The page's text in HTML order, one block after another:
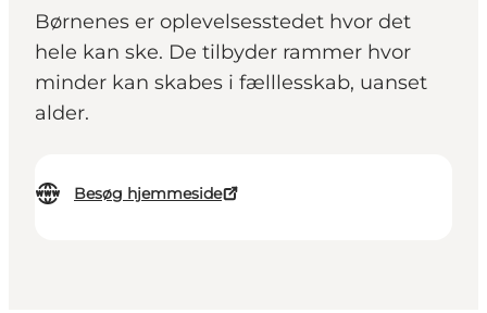
Børnenes er oplevelsesstedet hvor det
hele kan ske. De tilbyder rammer hvor
minder kan skabes i fælllesskab, uanset
alder.
Besøg hjemmeside